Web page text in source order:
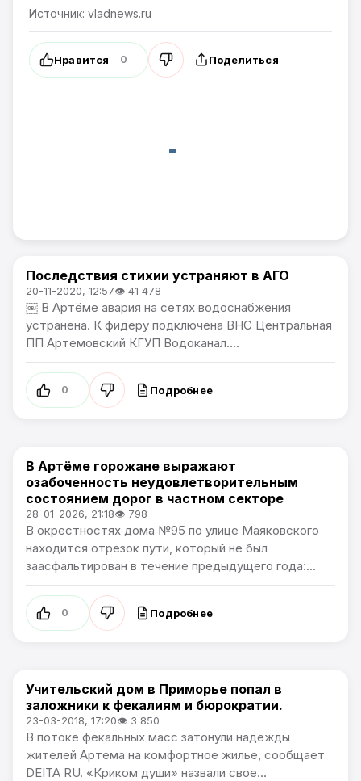
Источник: vladnews.ru
Нравится 0 Поделиться
Общество / Проблемы города
Последствия стихии устраняют в АГО
20-11-2020, 12:57👁 41 478
￼ В Артёме авария на сетях водоснабжения
устранена. К фидеру подключена ВНС Центральная
ПП Артемовский КГУП Водоканал....
0 Подробнее
Общество / Проблемы города
В Артёме горожане выражают
озабоченность неудовлетворительным
состоянием дорог в частном секторе
28-01-2026, 21:18👁 798
В окрестностях дома №95 по улице Маяковского
находится отрезок пути, который не был
заасфальтирован в течение предыдущего года:...
0 Подробнее
Проблемы города
Учительский дом в Приморье попал в
заложники к фекалиям и бюрократии.
23-03-2018, 17:20👁 3 850
В потоке фекальных масс затонули надежды
жителей Артема на комфортное жилье, сообщает
DEITA RU. «Криком души» назвали свое...